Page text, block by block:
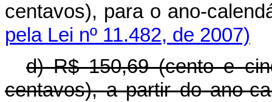
centavos), para o
pela Lei nº 11.482, de 2007)
d) R$ 150,69 (cento e
centavos), a partir